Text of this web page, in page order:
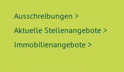
Ausschreibungen >
Aktuelle Stellenangebote >
Immobilienangebote >